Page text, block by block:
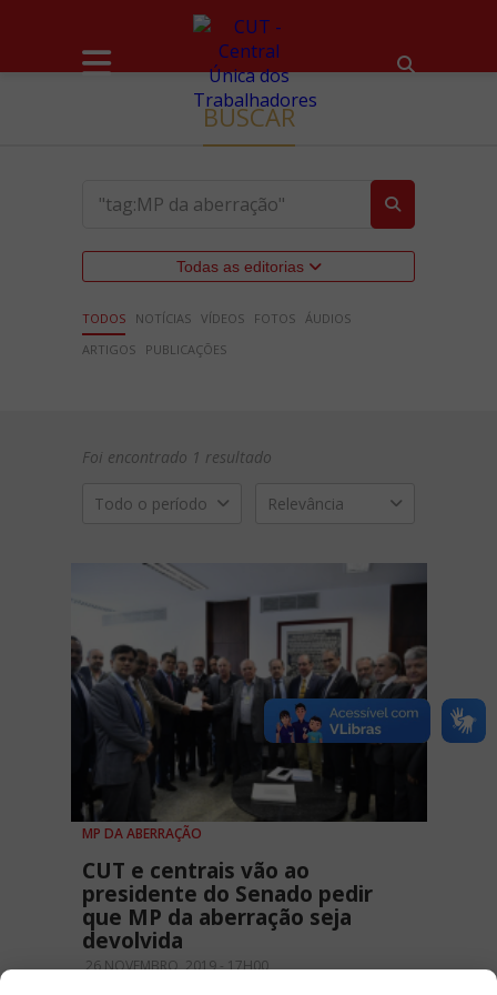
BUSCAR
Todas as editorias
TODOS NOTÍCIAS VÍDEOS FOTOS ÁUDIOS
ARTIGOS
PUBLICAÇÕES
Foi encontrado 1 resultado
Todo o período Relevância
MP DA ABERRAÇÃO
CUT e centrais vão ao
presidente do Senado pedir
que MP da aberração seja
devolvida
26 NOVEMBRO, 2019 - 17H00